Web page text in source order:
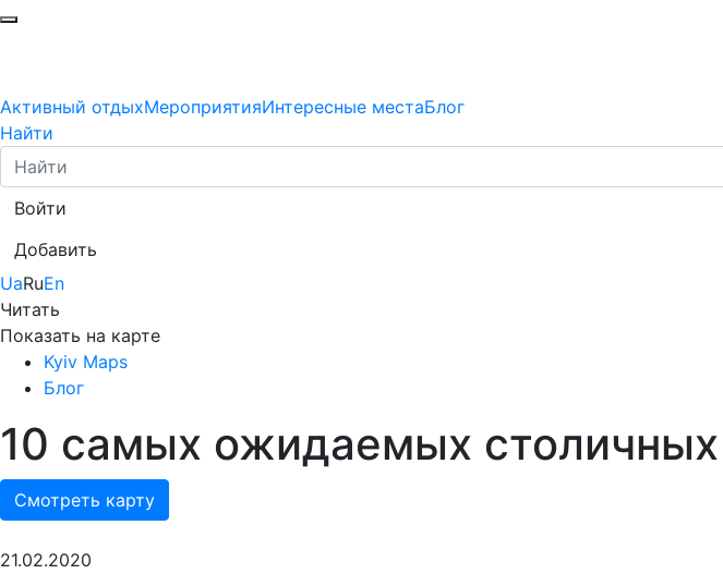
Активный отдыхМероприятияИнтересные местаБлог
Найти
Войти
Добавить
UaRuEn
Читать
Показать на карте
Kyiv Maps
Блог
10 самых ожидаемых столичных
Смотреть карту
21.02.2020